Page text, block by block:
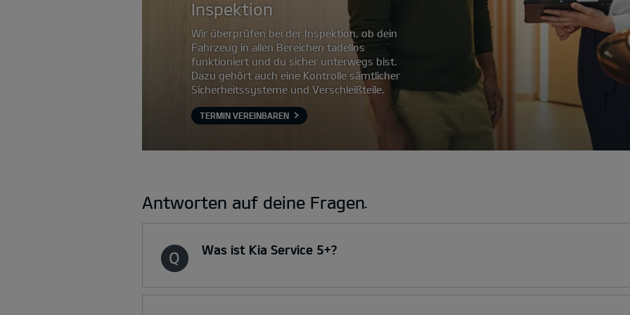
Inspektion
Wir überprüfen bei der Inspektion, ob dein
Fahrzeug in allen Bereichen tadellos
funktioniert und du sicher unterwegs bist.
Dazu gehört auch eine Kontrolle sämtlicher
Sicherheitssysteme und Verschleißteile.
TERMIN VEREINBAREN
Antworten auf deine Fragen.
Was ist Kia Service 5+?